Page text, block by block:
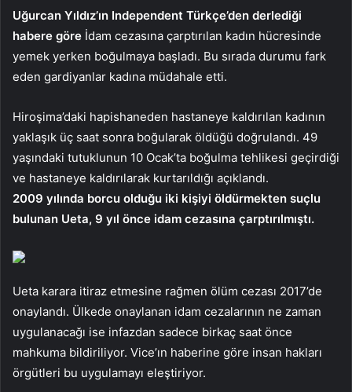
Uğurcan Yıldız’ın Independent Türkçe’den derlediği
habere göre İdam cezasına çarptırılan kadın hücresinde
yemek yerken boğulmaya başladı. Bu sırada durumu fark
eden gardiyanlar kadına müdahale etti.
Hiroşima’daki hapishaneden hastaneye kaldırılan kadının
yaklaşık üç saat sonra boğularak öldüğü doğrulandı. 49
yaşındaki tutuklunun 10 Ocak’ta boğulma tehlikesi geçirdiği
ve hastaneye kaldırılarak kurtarıldığı açıklandı.
2009 yılında borcu olduğu iki kişiyi öldürmekten suçlu
bulunan Ueta, 9 yıl önce idam cezasına çarptırılmıştı.
Ueta karara itiraz etmesine rağmen ölüm cezası 2017’de
onaylandı. Ülkede onaylanan idam cezalarının ne zaman
uygulanacağı ise infazdan sadece birkaç saat önce
mahkuma bildiriliyor. Vice’ın haberine göre insan hakları
örgütleri bu uygulamayı eleştiriyor.